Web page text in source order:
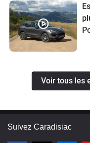
Voir tous les
Suivez Caradisiac